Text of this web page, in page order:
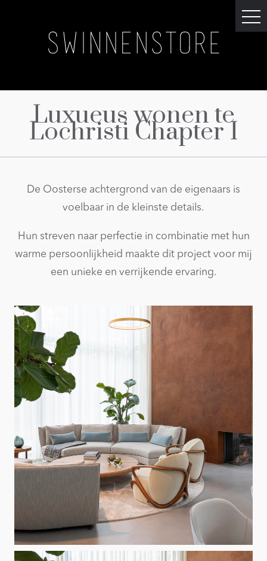
Luxueus wonen te
Lochristi Chapter I
De Oosterse achtergrond van de eigenaars is
voelbaar in de kleinste details.
Hun streven naar perfectie in combinatie met hun
warme persoonlijkheid maakte dit project voor mij
een unieke en verrijkende ervaring.